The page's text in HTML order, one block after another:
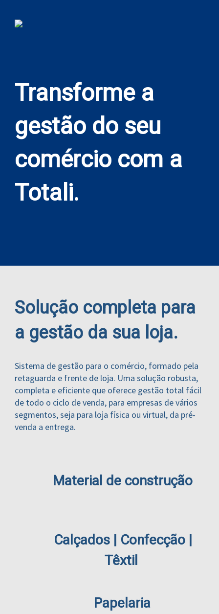
Transforme a
gestão do seu
comércio com a
Totali.
Solução completa para
a gestão da sua loja.
Sistema de gestão para o comércio, formado pela
retaguarda e frente de loja. Uma solução robusta,
completa e eficiente que oferece gestão total fácil
de todo o ciclo de venda, para empresas de vários
segmentos, seja para loja física ou virtual, da pré-
venda a entrega.
Material de construção
Calçados | Confecção |
Têxtil
Papelaria